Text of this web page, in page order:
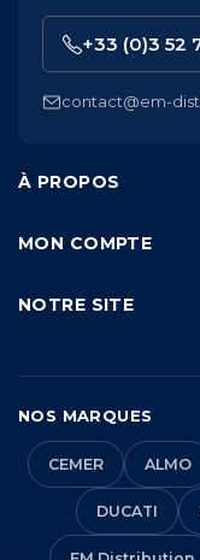
À PROPOS
MON COMPTE
NOTRE SITE
+33 (0)3 52
contact@em-
NOS MARQUES
CEMER ALMO
DUCATI